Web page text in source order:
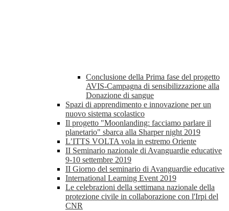
Conclusione della Prima fase del progetto
AVIS-Campagna di sensibilizzazione alla
Donazione di sangue
Spazi di apprendimento e innovazione per un
nuovo sistema scolastico
Il progetto "Moonlanding: facciamo parlare il
planetario" sbarca alla Sharper night 2019
L’ITTS VOLTA vola in estremo Oriente
II Seminario nazionale di Avanguardie educative
9-10 settembre 2019
II Giorno del seminario di Avanguardie educative
International Learning Event 2019
Le celebrazioni della settimana nazionale della
protezione civile in collaborazione con l'Irpi del
CNR